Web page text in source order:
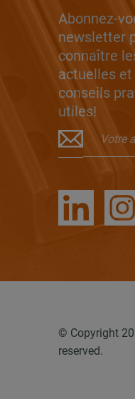
Abonnez-
newsletter
connaître
actuelles
conseils
utiles!
© Copyright
reserved.